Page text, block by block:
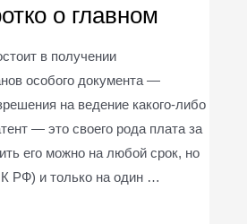
о главном
в получении
особого документа —
на ведение какого-либо
— это своего рода плата за
его можно на любой срок, но
РФ) и только на один …